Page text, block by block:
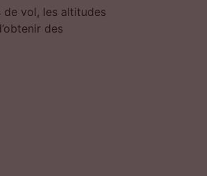
de vol, les altitudes
des